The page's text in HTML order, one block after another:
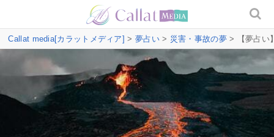
Callat media[カラットメディア] > 夢占い> 災害・事故の夢> 【夢占い